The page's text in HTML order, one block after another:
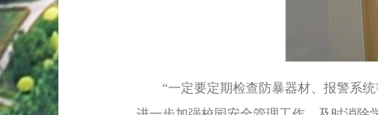
“一定要定期检查防暴器材、报警系统